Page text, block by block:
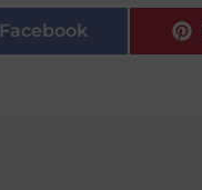
Facebook